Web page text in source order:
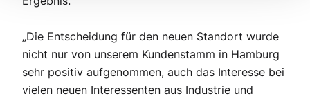
„Die Entscheidung für den neuen Standort wurde
nicht nur von unserem Kundenstamm in Hamburg
sehr positiv aufgenommen, auch das Interesse bei
vielen neuen Interessenten aus Industrie und